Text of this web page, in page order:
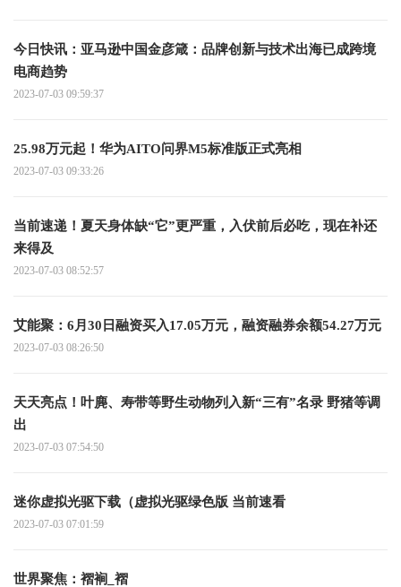
今日快讯：亚马逊中国金彦箴：品牌创新与技术出海已成跨境
电商趋势
2023-07-03 09:59:37
25.98万元起！华为AITO问界M5标准版正式亮相
2023-07-03 09:33:26
当前速递！夏天身体缺“它”更严重，入伏前后必吃，现在补还
来得及
2023-07-03 08:52:57
艾能聚：6月30日融资买入17.05万元，融资融券余额54.27万元
2023-07-03 08:26:50
天天亮点！叶麂、寿带等野生动物列入新“三有”名录 野猪等调
出
2023-07-03 07:54:50
迷你虚拟光驱下载（虚拟光驱绿色版 当前速看
2023-07-03 07:01:59
世界聚焦：褶裥_褶